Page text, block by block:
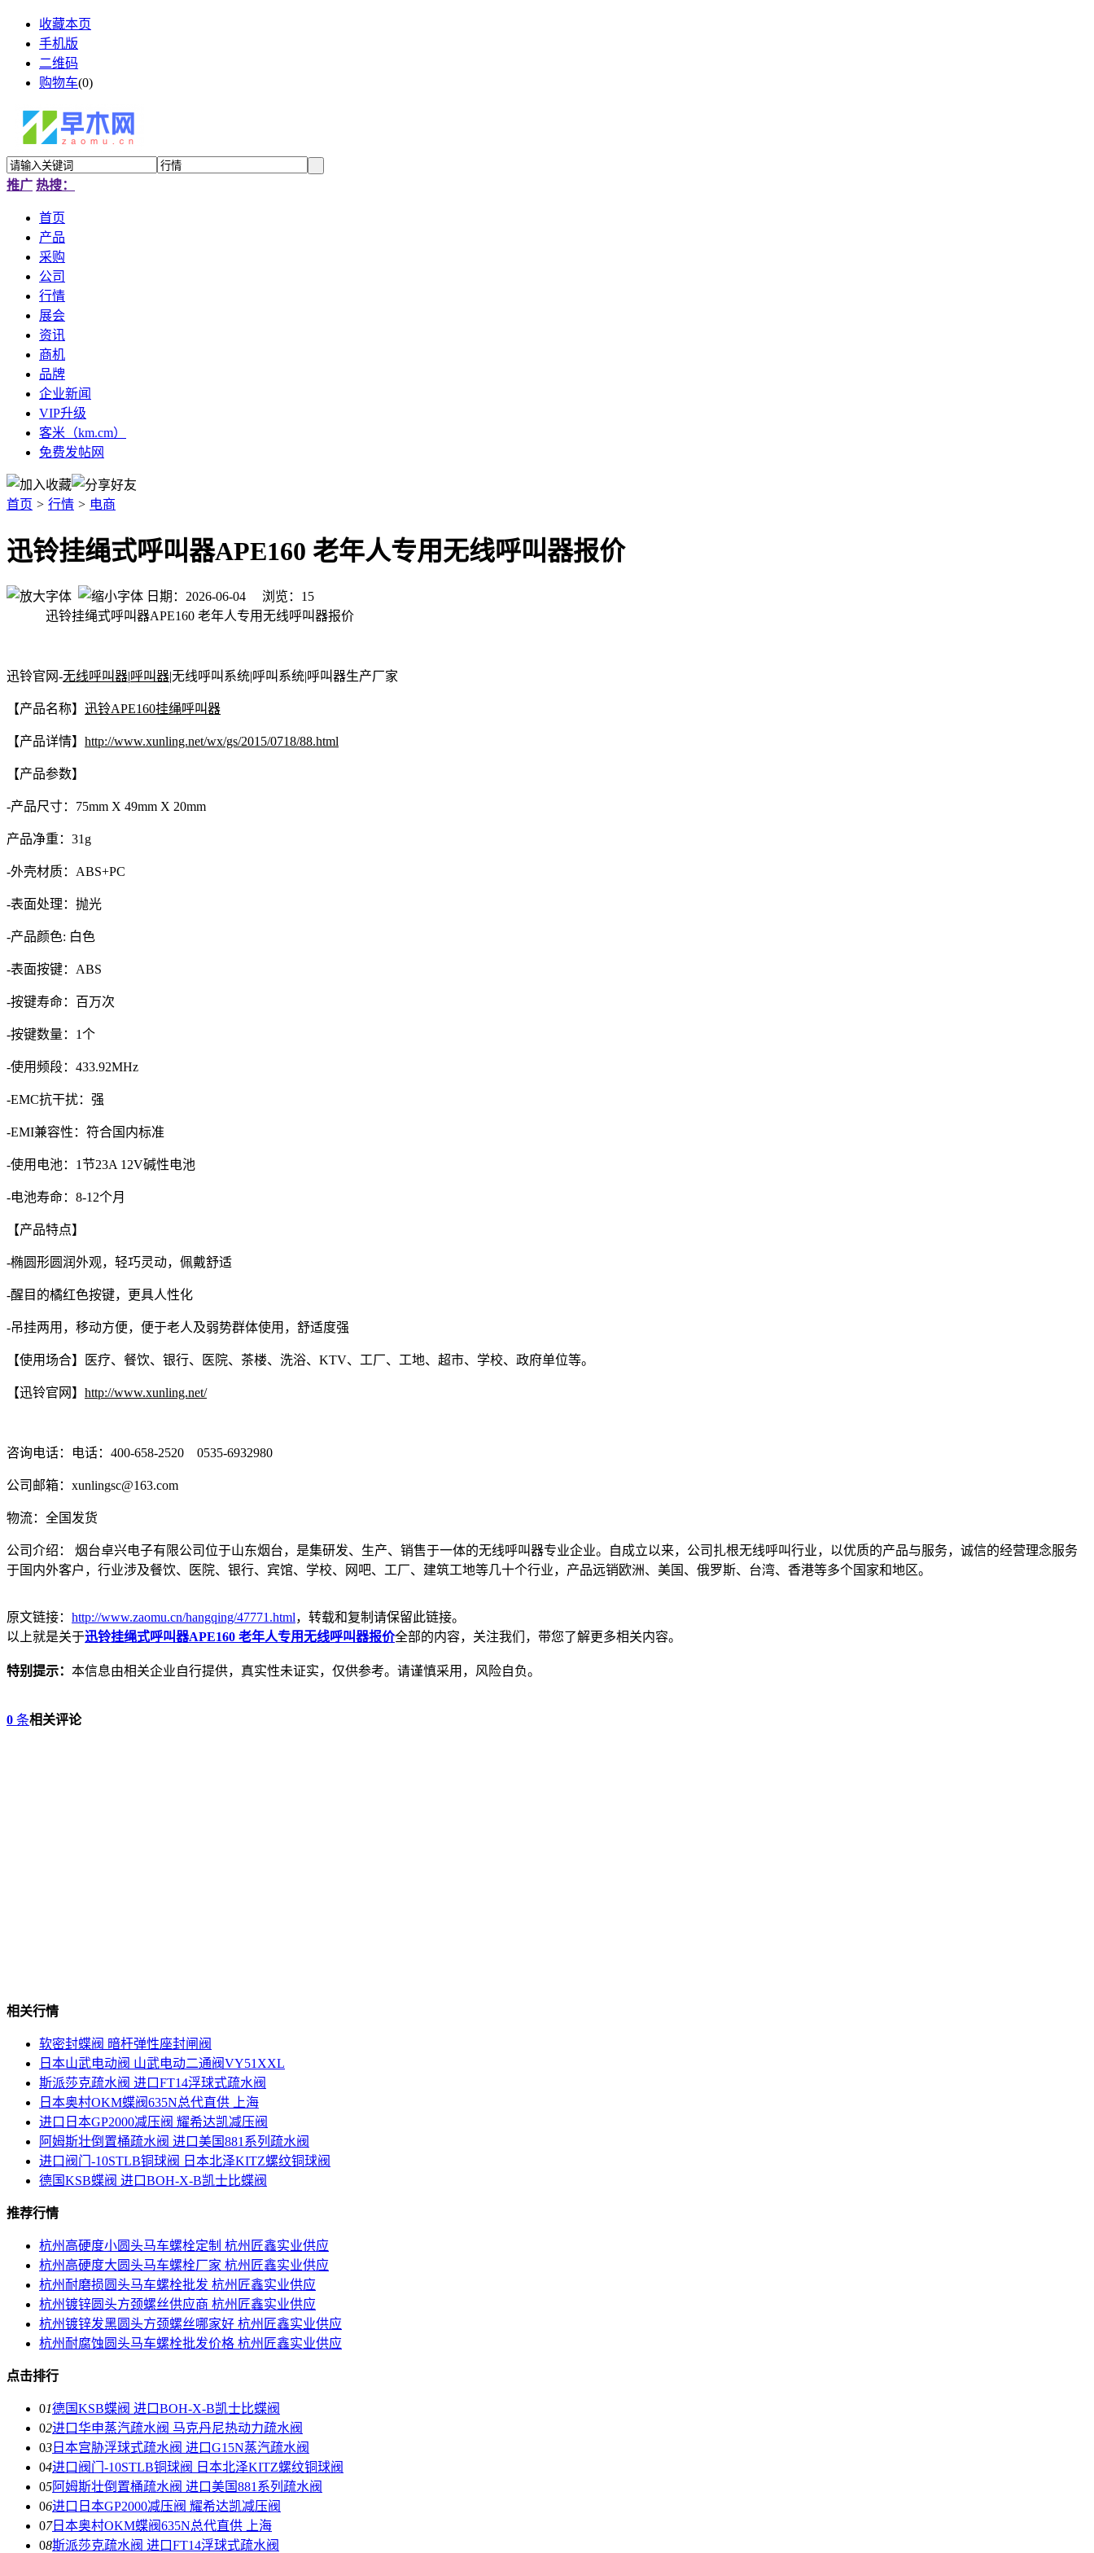
收藏本页
手机版
二维码
购物车(0)
推广 热搜：
首页
产品
采购
公司
行情
展会
资讯
商机
品牌
企业新闻
VIP升级
客米（km.cm）
免费发帖网
首页 > 行情 > 电商
迅铃挂绳式呼叫器APE160 老年人专用无线呼叫器报价
日期：2026-06-04 浏览： 15
迅铃挂绳式呼叫器APE160 老年人专用无线呼叫器报价
迅铃官网-无线呼叫器|呼叫器|无线呼叫系统|呼叫系统|呼叫器生产厂家
【产品名称】 迅铃APE160挂绳呼叫器
【产品详情】 http://www.xunling.net/wx/gs/2015/0718/88.html
【产品参数】
-产品尺寸：75mm X 49mm X 20mm
产品净重：31g
-外壳材质：ABS+PC
-表面处理：抛光
-产品颜色: 白色
-表面按键：ABS
-按键寿命：百万次
-按键数量：1个
-使用频段：433.92MHz
-EMC抗干扰：强
-EMI兼容性：符合国内标准
-使用电池：1节23A 12V碱性电池
-电池寿命：8-12个月
【产品特点】
-椭圆形圆润外观，轻巧灵动，佩戴舒适
-醒目的橘红色按键，更具人性化
-吊挂两用，移动方便，便于老人及弱势群体使用，舒适度强
【使用场合】医疗、餐饮、银行、医院、茶楼、洗浴、KTV、工厂、工地、超市、学校、政府单位等。
【迅铃官网】 http://www.xunling.net/
咨询电话：电话：400-658-2520 0535-6932980
公司邮箱：xunlingsc@163.com
物流：全国发货
公司介绍： 烟台卓兴电子有限公司位于山东烟台，是集研发、生产、销售于一体的无线呼叫器专业企业。自成立以来，公司扎根无线呼叫行业，以优质的产品与服务，诚信的经营理念服务
于国内外客户，行业涉及餐饮、医院、银行、宾馆、学校、网吧、工厂、建筑工地等几十个行业，产品远销欧洲、美国、俄罗斯、台湾、香港等多个国家和地区。
原文链接： http://www.zaomu.cn/hangqing/47771.html，转载和复制请保留此链接。
以上就是关于迅铃挂绳式呼叫器APE160 老年人专用无线呼叫器报价全部的内容，关注我们，带您了解更多相关内容。
特别提示： 本信息由相关企业自行提供，真实性未证实，仅供参考。请谨慎采用，风险自负。
0 条相关评论
相关行情
软密封蝶阀 暗杆弹性座封闸阀
日本山武电动阀 山武电动二通阀VY51XXL
斯派莎克疏水阀 进口FT14浮球式疏水阀
日本奥村OKM蝶阀635N总代直供 上海
进口日本GP2000减压阀 耀希达凯减压阀
阿姆斯壮倒置桶疏水阀 进口美国881系列疏水阀
进口阀门-10STLB铜球阀 日本北泽KITZ螺纹铜球阀
德国KSB蝶阀 进口BOH-X-B凯士比蝶阀
推荐行情
杭州高硬度小圆头马车螺栓定制 杭州匠鑫实业供应
杭州高硬度大圆头马车螺栓厂家 杭州匠鑫实业供应
杭州耐磨损圆头马车螺栓批发 杭州匠鑫实业供应
杭州镀锌圆头方颈螺丝供应商 杭州匠鑫实业供应
杭州镀锌发黑圆头方颈螺丝哪家好 杭州匠鑫实业供应
杭州耐腐蚀圆头马车螺栓批发价格 杭州匠鑫实业供应
点击排行
01德国KSB蝶阀 进口BOH-X-B凯士比蝶阀
02进口华申蒸汽疏水阀 马克丹尼热动力疏水阀
03 日本宫胁浮球式疏水阀 进口G15N蒸汽疏水阀
04进口阀门-10STLB铜球阀 日本北泽KITZ螺纹铜球阀
05阿姆斯壮倒置桶疏水阀 进口美国881系列疏水阀
06进口日本GP2000减压阀 耀希达凯减压阀
07日本奥村OKM蝶阀635N总代直供 上海
08斯派莎克疏水阀 进口FT14浮球式疏水阀